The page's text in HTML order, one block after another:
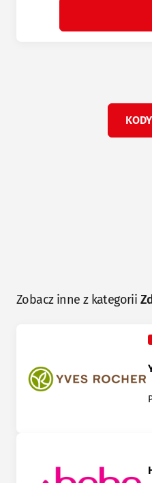
Zobacz inne z kategorii